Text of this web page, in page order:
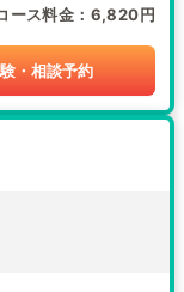
ース料金 6,820円
・相談予約